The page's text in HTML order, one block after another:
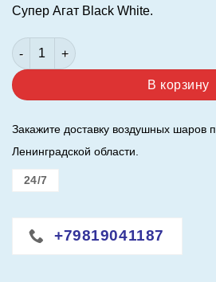
Супер Агат Black White.
Количество товара Шар 11"/27см.
В корзину
Закажите доставку воздушных шаров
Ленинградской области.
24/7
+79819041187